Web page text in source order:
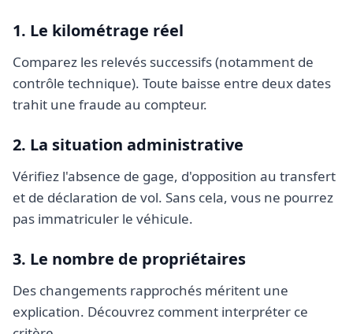
1. Le kilométrage réel
Comparez les relevés successifs (notamment de
contrôle technique). Toute baisse entre deux dates
trahit une fraude au compteur.
2. La situation administrative
Vérifiez l'absence de gage, d'opposition au transfert
et de déclaration de vol. Sans cela, vous ne pourrez
pas immatriculer le véhicule.
3. Le nombre de propriétaires
Des changements rapprochés méritent une
explication. Découvrez comment interpréter ce